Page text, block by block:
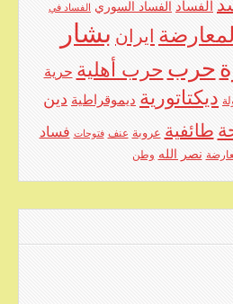
الفساد الفساد السوري الفساد في
ايران بشار
حرب حرب أهلية حرية
ديكتاتورية ديموقراطية دين
طائفية عروبة عنف فتوحات فساد
نصر الله وطن